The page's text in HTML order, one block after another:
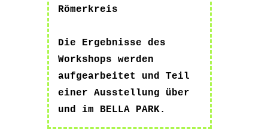
Römerkreis
Die Ergebnisse des
Workshops werden
aufgearbeitet und Teil
einer Ausstellung über
und im BELLA PARK.